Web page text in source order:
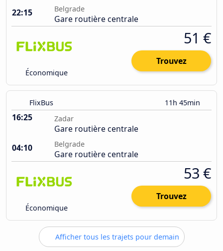
22:15
Belgrade
Gare routière centrale
Économique
51 €
Trouvez
FlixBus 11h 45min
16:25 Zadar
Gare routière centrale
04:10
Belgrade
Gare routière centrale
Économique
53 €
Trouvez
Afficher tous les trajets pour demain